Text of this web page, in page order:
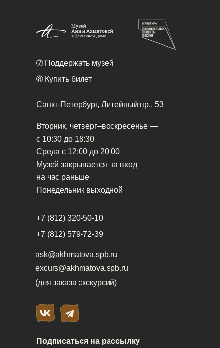
Подписаться на рассылку
Санкт-Петербург, Литейный пр., 53
Вторник, четверг–воскресенье —
с 10:30 до 18:30
Среда с 12:00 до 20:00
Музей закрывается на вход
на час раньше
Понедельник выходной
ask@akhmatova.spb.ru
+7 (812) 579-72-39
+7 (812) 320-50-10
➆Поддержать музей
➇Купить билет
excurs@akhmatova.spb.ru
(для заказа экскурсий)